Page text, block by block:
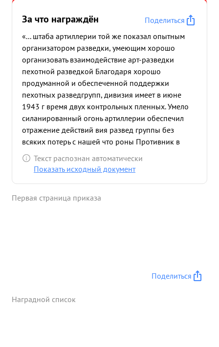
За что награждён
Поделиться
«... штаба артиллерии той же показал опытным
организатором разведки, умеющим хорошо
организовать взаимодействие арт-разведки
пехотной разведкой Благодаря хорошо
продуманной и обеспеченной поддержки
пехотных разведгрупп, дивизия имеет в июне
1943 г время двух контрольных пленных. Умело
силанированный огонь артиллерии обеспечил
отражение действий вия развед группы без
всяких потерь с нашей что роны Противник в
результате нашего арт. огня потерял его солдатом
офицеров убитыми, уничтожено 2 ст. пулемета,
хорошо организована разведка в артчастях
блиндажей. с ...»
Текст распознан автоматически
Показать исходный документ
Первая страница приказа
Поделиться
Наградной список